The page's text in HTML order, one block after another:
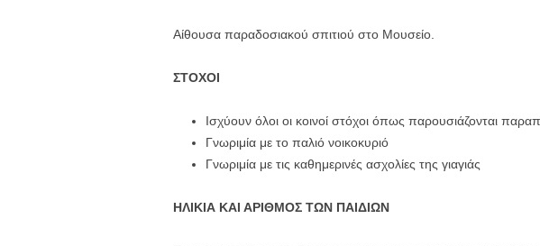
Αίθουσα παραδοσιακού σπιτιού στο Μουσείο.
ΣΤΟΧΟΙ
Ισχύουν όλοι οι κοινοί στόχοι όπως παρουσιάζονται
Γνωριμία με το παλιό νοικοκυριό
Γνωριμία με τις καθημερινές ασχολίες της γιαγιάς
ΗΛΙΚΙΑ ΚΑΙ ΑΡΙΘΜΟΣ ΤΩΝ ΠΑΙΔΙΩΝ